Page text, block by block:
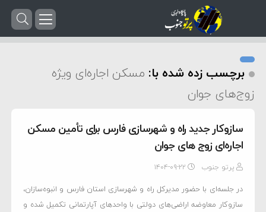
برچسب زده شده با: مسکن اجاره‌ای ویژه
زوج‌های جوان
سازوکار جدید راه و شهرسازی فارس برای تأمین مسکن
اجاره‌ای زوج های جوان
پرتو جنوب ۱۴۰۴-۰۹-۲۲
در جلسه‌ای با حضور مدیرکل راه و شهرسازی استان فارس و انبوه‌سازان،
سازوکار معاوضه اراضی‌های دولتی با واحدهای آپارتمانی تکمیل شده و